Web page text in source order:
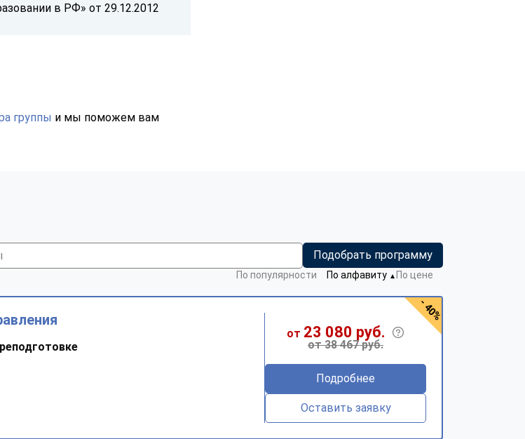
в РФ» от 29.12.2012
группы и мы поможем вам
Подобрать программу
По популярности По алфавиту ▼ По цене
от 23 080 руб.
от 38 467 руб.
Подробнее
Оставить заявку
- 40%